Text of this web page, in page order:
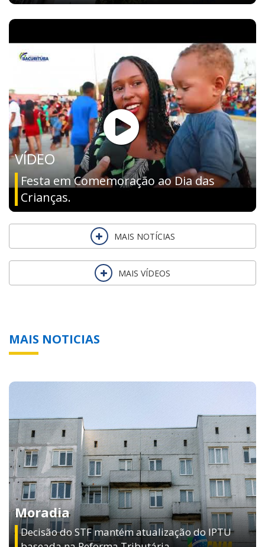
VÍDEO
Festa em Comemoração ao Dia das
Crianças.
MAIS NOTÍCIAS
MAIS VÍDEOS
MAIS NOTICIAS
Moradia
Decisão do STF mantém atualização do IPTU